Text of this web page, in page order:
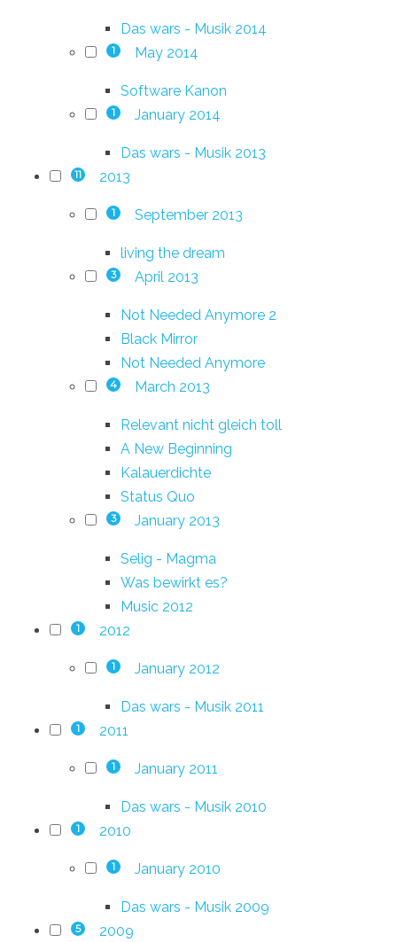
Das wars - Musik 2014
1 May 2014
Software Kanon
1 January 2014
Das wars - Musik 2013
11 2013
1 September 2013
living the dream
3 April 2013
Not Needed Anymore 2
Black Mirror
Not Needed Anymore
4 March 2013
Relevant nicht gleich toll
A New Beginning
Kalauerdichte
Status Quo
3 January 2013
Selig - Magma
Was bewirkt es?
Music 2012
1 2012
1 January 2012
Das wars - Musik 2011
1 2011
1 January 2011
Das wars - Musik 2010
1 2010
1 January 2010
Das wars - Musik 2009
5 2009